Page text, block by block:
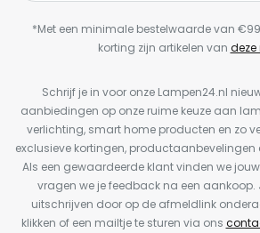
*Met een minimale bestelwaarde van
korting zijn artikelen van deze
Schrijf je in voor onze Lampen24.nl
aanbiedingen op onze ruime keuze aan
verlichting, smart home producten en zo
exclusieve kortingen, productaanbevelingen
Als een gewaardeerde klant vinden we
vragen we je feedback na een aankoop.
uitschrijven door op de afmeldlink
klikken of een mailtje te sturen via ons